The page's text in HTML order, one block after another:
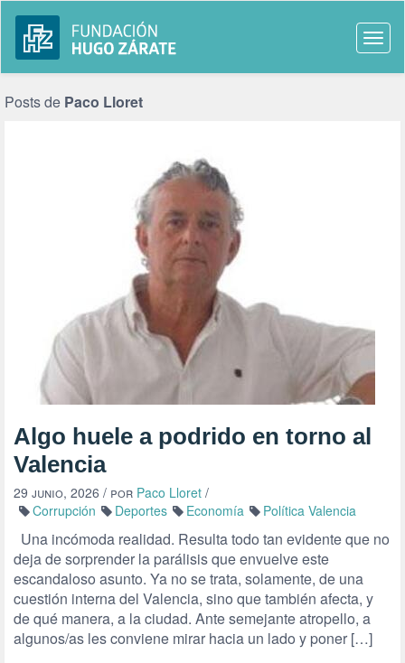
Posts de Paco Lloret
Algo huele a podrido en torno al
Valencia
29 junio, 2026 / por Paco Lloret /
Corrupción
Deportes Economía Política Valencia
Una incómoda realidad. Resulta todo tan evidente que no
deja de sorprender la parálisis que envuelve este
escandaloso asunto. Ya no se trata, solamente, de una
cuestión interna del Valencia, sino que también afecta, y
de qué manera, a la ciudad. Ante semejante atropello, a
algunos/as les conviene mirar hacia un lado y poner […]